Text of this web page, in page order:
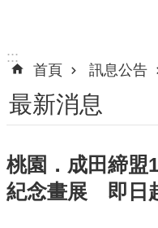
識
我
機
關
:::
首頁
訊息公告
最新消息
桃園．成田締盟
紀念畫展 即日